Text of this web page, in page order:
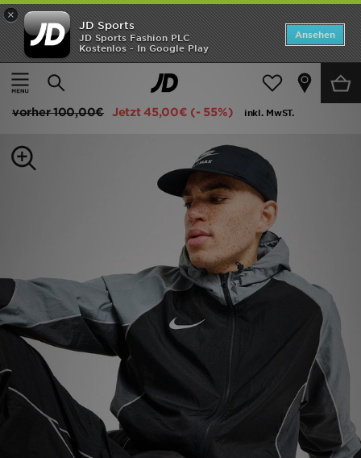
×
JD Sports
JD Sports Fashion PLC
Kostenlos - In Google Play
Ansehen
Home
Herren Herrenbekleidung Jacken
Nike Strike Woven Full Zip Hoodie
vorher100,00€ Jetzt45,00€ (- 55%) inkl. MwST.
ANGEBOTE
Neuheiten
Kinder
Fußball
Sport
Lade die APP
Filialfinder
Mein JD